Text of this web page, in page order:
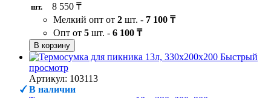
шт.
8 550 ₸
Мелкий опт от 2 шт. - 7 100 ₸
Опт от 5 шт. - 6 100 ₸
В корзину
Быстрый
просмотр
Артикул: 103113
В наличии